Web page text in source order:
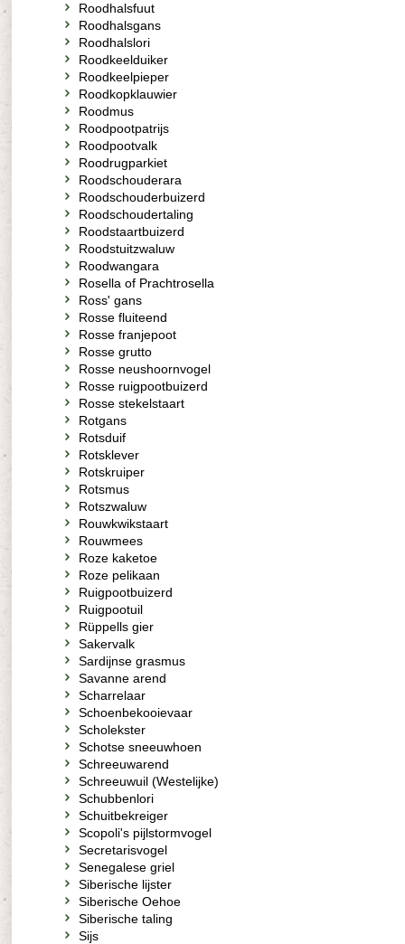
Roodhalsfuut
Roodhalsgans
Roodhalslori
Roodkeelduiker
Roodkeelpieper
Roodkopklauwier
Roodmus
Roodpootpatrijs
Roodpootvalk
Roodrugparkiet
Roodschouderara
Roodschouderbuizerd
Roodschoudertaling
Roodstaartbuizerd
Roodstuitzwaluw
Roodwangara
Rosella of Prachtrosella
Ross' gans
Rosse fluiteend
Rosse franjepoot
Rosse grutto
Rosse neushoornvogel
Rosse ruigpootbuizerd
Rosse stekelstaart
Rotgans
Rotsduif
Rotsklever
Rotskruiper
Rotsmus
Rotszwaluw
Rouwkwikstaart
Rouwmees
Roze kaketoe
Roze pelikaan
Ruigpootbuizerd
Ruigpootuil
Rüppells gier
Sakervalk
Sardijnse grasmus
Savanne arend
Scharrelaar
Schoenbekooievaar
Scholekster
Schotse sneeuwhoen
Schreeuwarend
Schreeuwuil (Westelijke)
Schubbenlori
Schuitbekreiger
Scopoli's pijlstormvogel
Secretarisvogel
Senegalese griel
Siberische lijster
Siberische Oehoe
Siberische taling
Sijs